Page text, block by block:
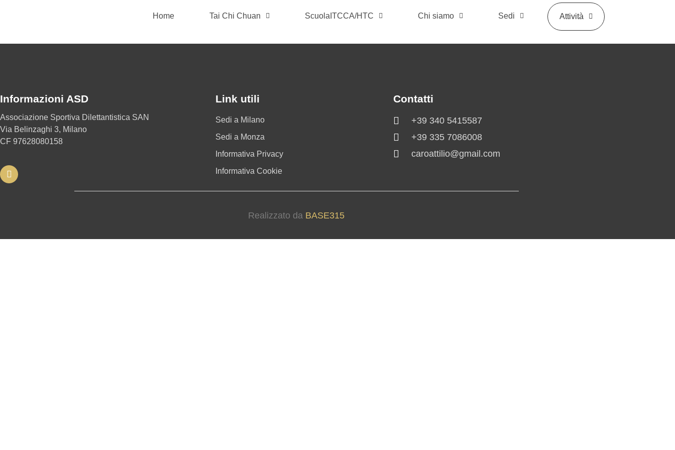
Home Tai Chi Chuan ScuolaITCCA/HTC Chi siamo Sedi Attività
Informazioni ASD
Associazione Sportiva Dilettantistica SAN
Via Belinzaghi 3, Milano
CF 97628080158
Link utili
Sedi a Milano
Sedi a Monza
Informativa Privacy
Informativa Cookie
Contatti
+39 340 5415587
+39 335 7086008
caroattilio@gmail.com
Realizzato da BASE315